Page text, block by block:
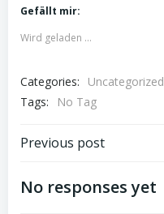
Gefällt mir:
Wird geladen …
Categories:
Uncategorized
Tags:
No Tag
Post
navigation
Previous post
No responses yet